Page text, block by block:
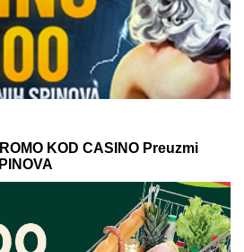
novac pre nego što stigne na
skoro niko ne planira